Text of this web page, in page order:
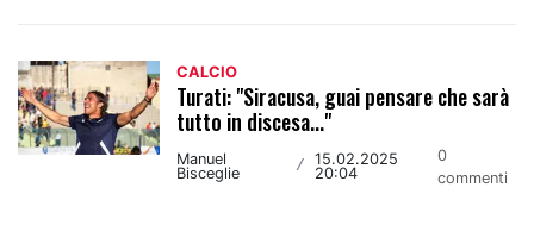
CALCIO
Turati: "Siracusa, guai pensare che sarà
tutto in discesa..."
Manuel
Bisceglie
/
15.02.2025
20:04
0
commenti